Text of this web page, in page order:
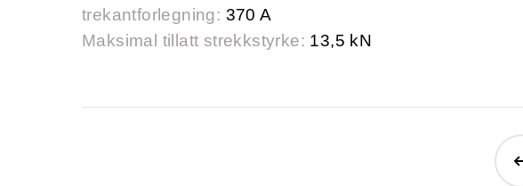
trekantforlegning: 370 A
Maksimal tillatt strekkstyrke: 13,5 kN